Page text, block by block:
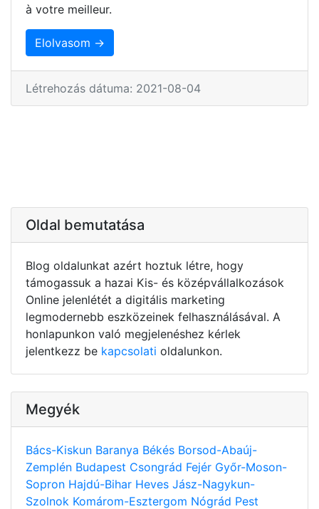
à votre meilleur.
Elolvasom →
Létrehozás dátuma: 2021-08-04
Oldal bemutatása
Blog oldalunkat azért hoztuk létre, hogy
támogassuk a hazai Kis- és középvállalkozások
Online jelenlétét a digitális marketing
legmodernebb eszközeinek felhasználásával. A
honlapunkon való megjelenéshez kérlek
jelentkezz be kapcsolati oldalunkon.
Megyék
Bács-Kiskun Baranya Békés Borsod-Abaúj-
Zemplén Budapest Csongrád Fejér Győr-Moson-
Sopron Hajdú-Bihar Heves Jász-Nagykun-
Szolnok Komárom-Esztergom Nógrád Pest